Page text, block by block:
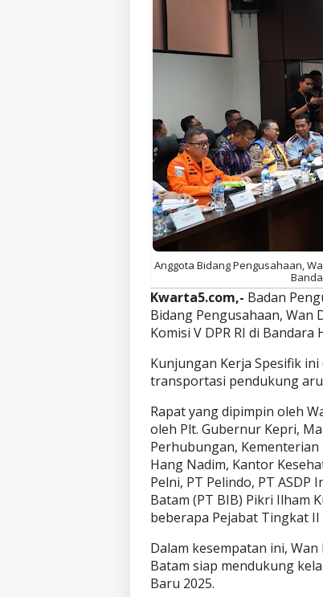
Anggota Bidang Pengusahaan,
Kwarta5.com,- Badan
Bidang Pengusahaan, Wan
Komisi V DPR RI di
Kunjungan Kerja Spesifik
transportasi pendukung
Rapat yang dipimpin oleh
oleh Plt. Gubernur Kepri,
Perhubungan, Kementerian
Hang Nadim, Kantor
Pelni, PT Pelindo, PT
Batam (PT BIB) Pikri Ilham
beberapa Pejabat Tingkat
Dalam kesempatan ini,
Batam siap mendukung
Baru 2025.